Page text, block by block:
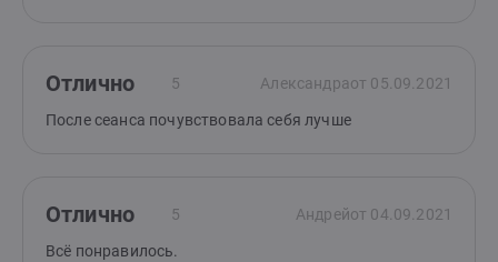
Отлично 5 Александраот 05.09.2021
После сеанса почувствовала себя лучше
Отлично 5 Андрейот 04.09.2021
Всё понравилось.